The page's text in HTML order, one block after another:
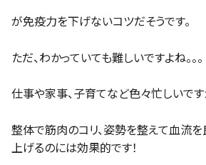
が免疫力を下げないコツだそうです。
ただ、わかっていても難しいですよね。。。
仕事や家事、子育てなど色々忙しいです
整体で筋肉のコリ、姿勢を整えて血流
上げるのには効果的です！